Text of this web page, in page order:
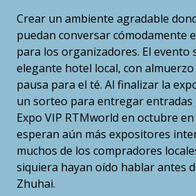
Crear un ambiente agradable
puedan conversar cómodamente
para los organizadores. El evento
elegante hotel local, con
pausa para el té. Al finalizar la
un sorteo para entregar
Expo VIP RTMworld en octubre
esperan aún más expositores
muchos de los compradores
siquiera hayan oído hablar antes
Zhuhai.